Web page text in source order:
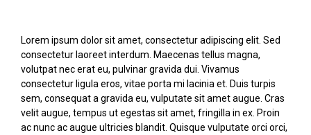
Lorem ipsum dolor sit amet, consectetur adipiscing elit. Sed
consectetur laoreet interdum. Maecenas tellus magna,
volutpat nec erat eu, pulvinar gravida dui. Vivamus
consectetur ligula eros, vitae porta mi lacinia et. Duis turpis
sem, consequat a gravida eu, vulputate sit amet augue. Cras
velit augue, tempus ut egestas sit amet, fringilla in ex. Proin
ac nunc ac augue ultricies blandit. Quisque vulputate orci orci,